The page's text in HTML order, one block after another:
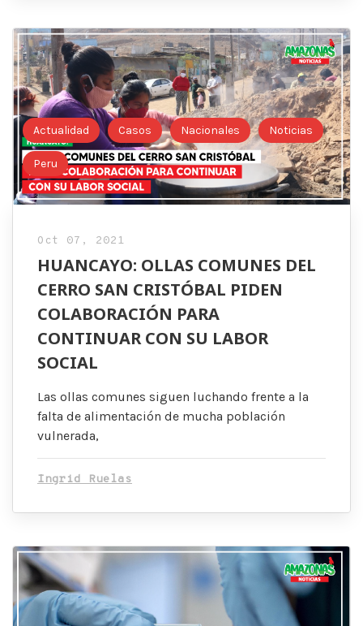
Actualidad Casos Nacionales Noticias
Peru
Oct 07, 2021
HUANCAYO: OLLAS COMUNES DEL
CERRO SAN CRISTÓBAL PIDEN
COLABORACIÓN PARA
CONTINUAR CON SU LABOR
SOCIAL
Las ollas comunes siguen luchando frente a la
falta de alimentación de mucha población
vulnerada,
Ingrid Ruelas